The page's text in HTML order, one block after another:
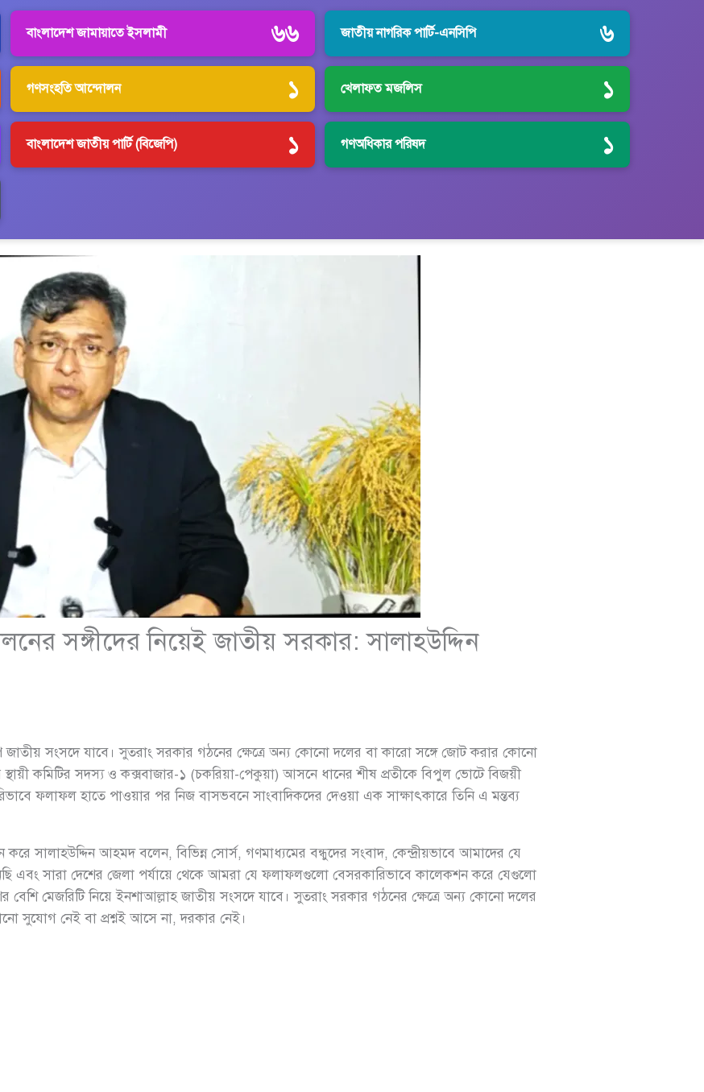
বাংলাদেশ জামায়াতে ইসলামী ৬৬ জাতীয় নাগরিক পার্টি-এনসিপি ৬
গণসংহতি আন্দোলন ১ খেলাফত মজলিস ১
বাংলাদেশ জাতীয় পার্টি (বিজেপি) ১ গণঅধিকার পরিষদ ১
সঙ্গীদের নিয়েই জাতীয় সরকার: সালাহউদ্দিন
জাতীয় সংসদে যাবে। সুতরাং সরকার গঠনের ক্ষেত্রে অন্য কোনো দলের বা কারো সঙ্গে জোট করার কোনো
স্থায়ী কমিটির সদস্য ও কক্সবাজার-১ (চকরিয়া-পেকুয়া) আসনে ধানের শীষ প্রতীকে বিপুল ভোটে বিজয়ী
ফলাফল হাতে পাওয়ার পর নিজ বাসভবনে সাংবাদিকদের দেওয়া এক সাক্ষাৎকারে তিনি এ মন্তব্য
করে সালাহউদ্দিন আহমদ বলেন, বিভিন্ন সোর্স, গণমাধ্যমের বন্ধুদের সংবাদ, কেন্দ্রীয়ভাবে আমাদের যে
এবং সারা দেশের জেলা পর্যায়ে থেকে আমরা যে ফলাফলগুলো বেসরকারিভাবে কালেকশন করে যেগুলো
বেশি মেজরিটি নিয়ে ইনশাআল্লাহ জাতীয় সংসদে যাবে। সুতরাং সরকার গঠনের ক্ষেত্রে অন্য কোনো দলের
সুযোগ নেই বা প্রশ্নই আসে না, দরকার নেই।